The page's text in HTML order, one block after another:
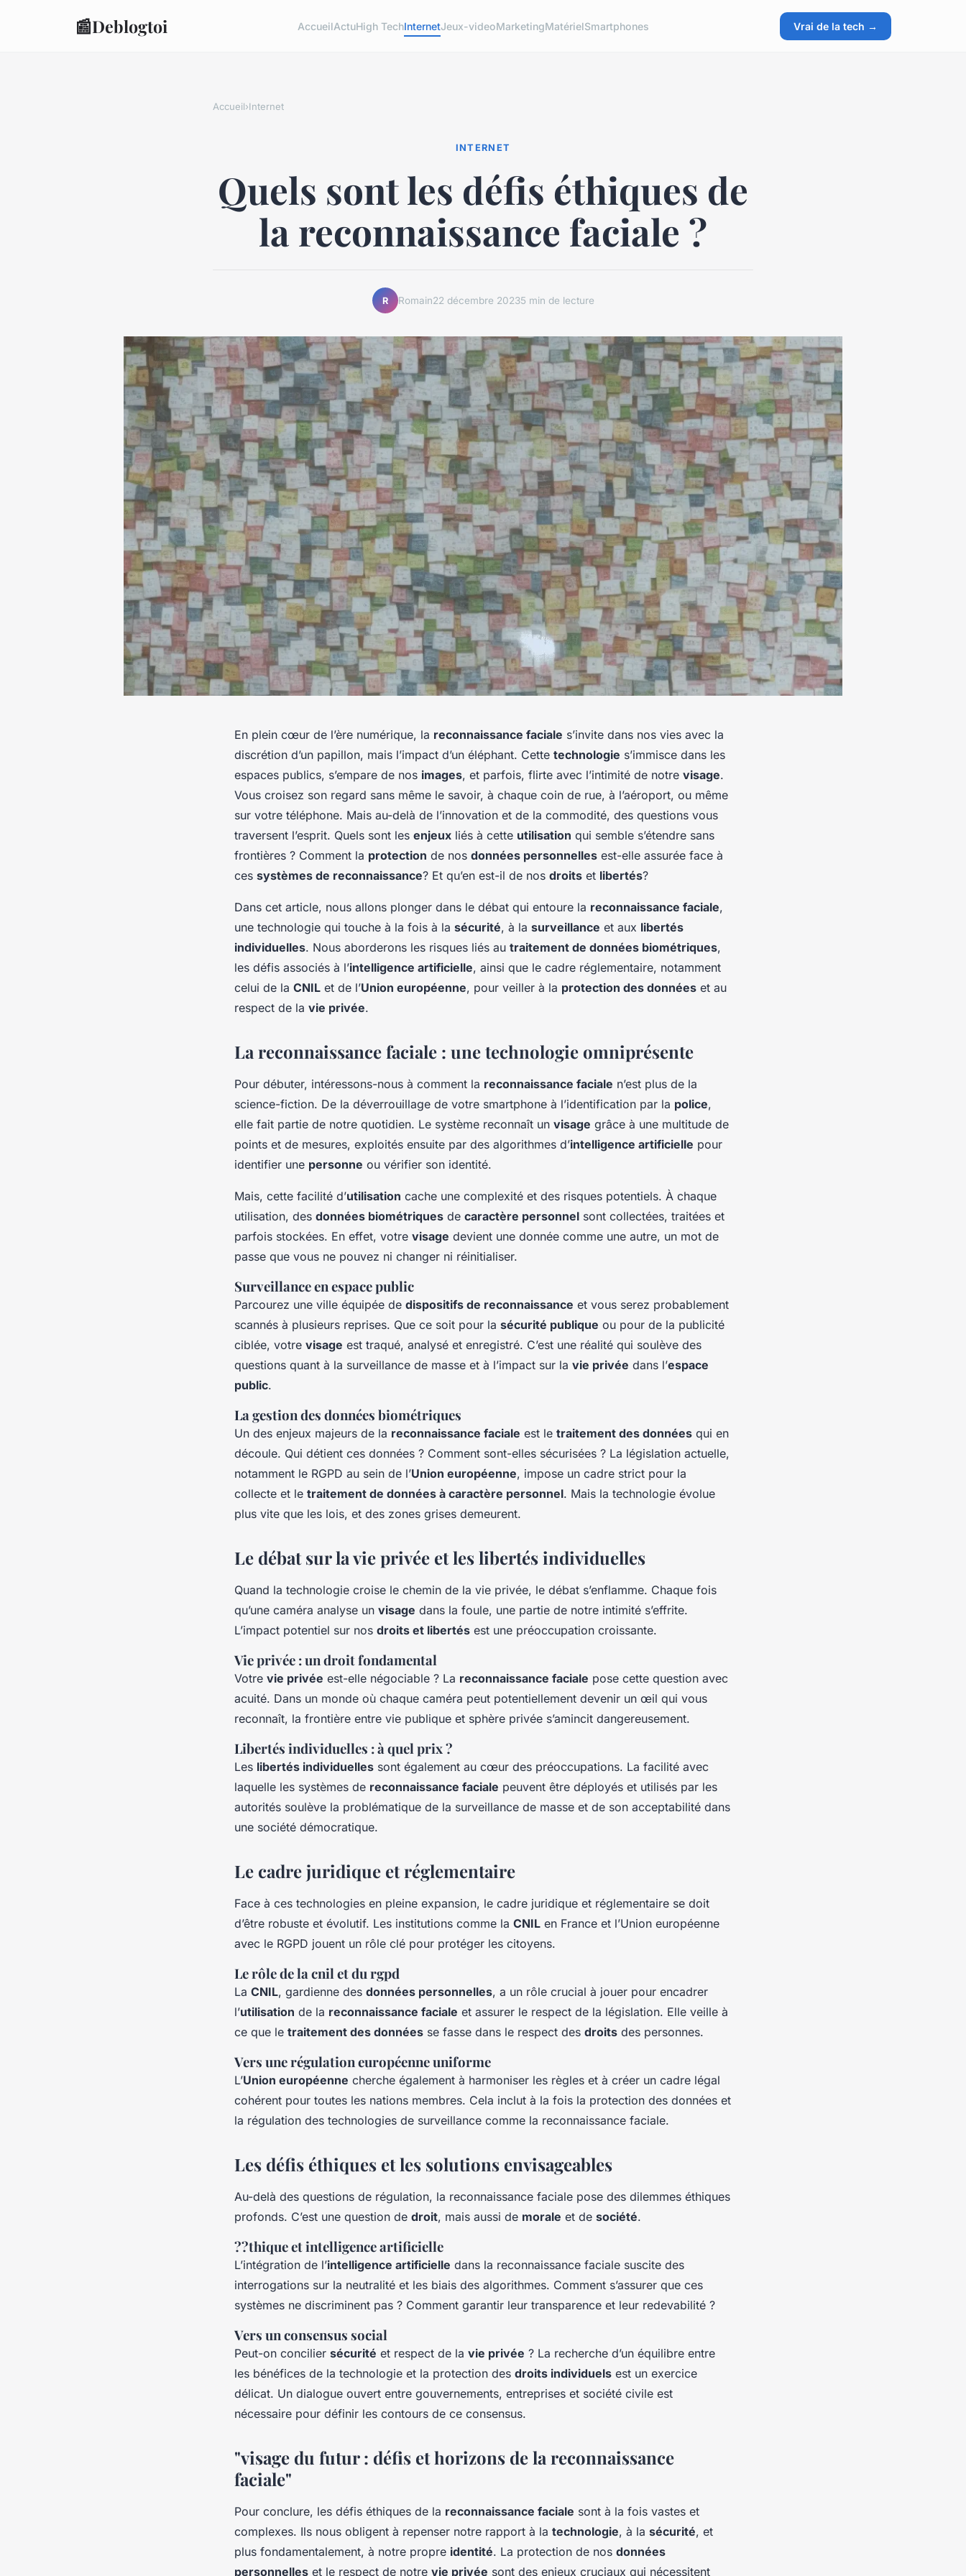
📰Deblogtoi AccueilActuHigh TechInternetJeux-videoMarketingMatérielSmartphones Vrai de la tech →
Accueil›Internet
INTERNET
Quels sont les défis éthiques de
la reconnaissance faciale ?
R Romain22 décembre 20235 min de lecture
En plein cœur de l’ère numérique, la reconnaissance faciale s’invite dans nos vies avec la
discrétion d’un papillon, mais l’impact d’un éléphant. Cette technologie s’immisce dans les
espaces publics, s’empare de nos images, et parfois, flirte avec l’intimité de notre visage.
Vous croisez son regard sans même le savoir, à chaque coin de rue, à l’aéroport, ou même
sur votre téléphone. Mais au-delà de l’innovation et de la commodité, des questions vous
traversent l’esprit. Quels sont les enjeux liés à cette utilisation qui semble s’étendre sans
frontières ? Comment la protection de nos données personnelles est-elle assurée face à
ces systèmes de reconnaissance? Et qu’en est-il de nos droits et libertés?
Dans cet article, nous allons plonger dans le débat qui entoure la reconnaissance faciale,
une technologie qui touche à la fois à la sécurité, à la surveillance et aux libertés
individuelles. Nous aborderons les risques liés au traitement de données biométriques,
les défis associés à l’intelligence artificielle, ainsi que le cadre réglementaire, notamment
celui de la CNIL et de l’Union européenne, pour veiller à la protection des données et au
respect de la vie privée.
La reconnaissance faciale : une technologie omniprésente
Pour débuter, intéressons-nous à comment la reconnaissance faciale n’est plus de la
science-fiction. De la déverrouillage de votre smartphone à l’identification par la police,
elle fait partie de notre quotidien. Le système reconnaît un visage grâce à une multitude de
points et de mesures, exploités ensuite par des algorithmes d’intelligence artificielle pour
identifier une personne ou vérifier son identité.
Mais, cette facilité d’utilisation cache une complexité et des risques potentiels. À chaque
utilisation, des données biométriques de caractère personnel sont collectées, traitées et
parfois stockées. En effet, votre visage devient une donnée comme une autre, un mot de
passe que vous ne pouvez ni changer ni réinitialiser.
Surveillance en espace public
Parcourez une ville équipée de dispositifs de reconnaissance et vous serez probablement
scannés à plusieurs reprises. Que ce soit pour la sécurité publique ou pour de la publicité
ciblée, votre visage est traqué, analysé et enregistré. C’est une réalité qui soulève des
questions quant à la surveillance de masse et à l’impact sur la vie privée dans l’espace
public.
La gestion des données biométriques
Un des enjeux majeurs de la reconnaissance faciale est le traitement des données qui en
découle. Qui détient ces données ? Comment sont-elles sécurisées ? La législation actuelle,
notamment le RGPD au sein de l’Union européenne, impose un cadre strict pour la
collecte et le traitement de données à caractère personnel. Mais la technologie évolue
plus vite que les lois, et des zones grises demeurent.
Le débat sur la vie privée et les libertés individuelles
Quand la technologie croise le chemin de la vie privée, le débat s’enflamme. Chaque fois
qu’une caméra analyse un visage dans la foule, une partie de notre intimité s’effrite.
L’impact potentiel sur nos droits et libertés est une préoccupation croissante.
Vie privée : un droit fondamental
Votre vie privée est-elle négociable ? La reconnaissance faciale pose cette question avec
acuité. Dans un monde où chaque caméra peut potentiellement devenir un œil qui vous
reconnaît, la frontière entre vie publique et sphère privée s’amincit dangereusement.
Libertés individuelles : à quel prix ?
Les libertés individuelles sont également au cœur des préoccupations. La facilité avec
laquelle les systèmes de reconnaissance faciale peuvent être déployés et utilisés par les
autorités soulève la problématique de la surveillance de masse et de son acceptabilité dans
une société démocratique.
Le cadre juridique et réglementaire
Face à ces technologies en pleine expansion, le cadre juridique et réglementaire se doit
d’être robuste et évolutif. Les institutions comme la CNIL en France et l’Union européenne
avec le RGPD jouent un rôle clé pour protéger les citoyens.
Le rôle de la cnil et du rgpd
La CNIL, gardienne des données personnelles, a un rôle crucial à jouer pour encadrer
l’utilisation de la reconnaissance faciale et assurer le respect de la législation. Elle veille à
ce que le traitement des données se fasse dans le respect des droits des personnes.
Vers une régulation européenne uniforme
L’Union européenne cherche également à harmoniser les règles et à créer un cadre légal
cohérent pour toutes les nations membres. Cela inclut à la fois la protection des données et
la régulation des technologies de surveillance comme la reconnaissance faciale.
Les défis éthiques et les solutions envisageables
Au-delà des questions de régulation, la reconnaissance faciale pose des dilemmes éthiques
profonds. C’est une question de droit, mais aussi de morale et de société.
??thique et intelligence artificielle
L’intégration de l’intelligence artificielle dans la reconnaissance faciale suscite des
interrogations sur la neutralité et les biais des algorithmes. Comment s’assurer que ces
systèmes ne discriminent pas ? Comment garantir leur transparence et leur redevabilité ?
Vers un consensus social
Peut-on concilier sécurité et respect de la vie privée ? La recherche d’un équilibre entre
les bénéfices de la technologie et la protection des droits individuels est un exercice
délicat. Un dialogue ouvert entre gouvernements, entreprises et société civile est
nécessaire pour définir les contours de ce consensus.
"visage du futur : défis et horizons de la reconnaissance
faciale"
Pour conclure, les défis éthiques de la reconnaissance faciale sont à la fois vastes et
complexes. Ils nous obligent à repenser notre rapport à la technologie, à la sécurité, et
plus fondamentalement, à notre propre identité. La protection de nos données
personnelles et le respect de notre vie privée sont des enjeux cruciaux qui nécessitent